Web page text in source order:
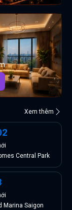
Xem thêm
Central Park
Marina Saigon